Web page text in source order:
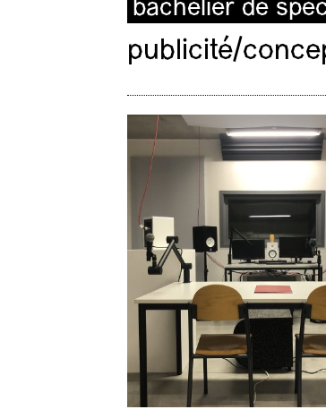
bachelier de
publicité/